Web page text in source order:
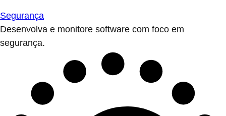
Segurança
Desenvolva e monitore software com foco em
segurança.